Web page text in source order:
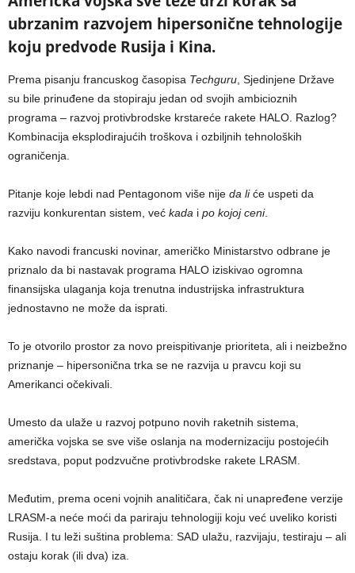
ubrzanim razvojem hipersonične tehnologije
koju predvode Rusija i Kina.
Prema pisanju francuskog časopisa Techguru , Sjedinjene Države
su bile prinuđene da stopiraju jedan od svojih ambicioznih
programa – razvoj protivbrodske krstareće rakete HALO. Razlog?
Kombinacija eksplodirajućih troškova i ozbiljnih tehnoloških
ograničenja.
Pitanje koje lebdi nad Pentagonom više nije da liće uspeti da
razviju konkurentan sistem, već kada i po kojoj ceni.
Kako navodi francuski novinar, američko Ministarstvo odbrane je
priznalo da bi nastavak programa HALO iziskivao ogromna
finansijska ulaganja koja trenutna industrijska infrastruktura
jednostavno ne može da isprati.
To je otvorilo prostor za novo preispitivanje prioriteta, ali i neizbežno
priznanje – hipersonična trka se ne razvija u pravcu koji su
Amerikanci očekivali.
Umesto da ulaže u razvoj potpuno novih raketnih sistema,
američka vojska se sve više oslanja na modernizaciju postojećih
sredstava, poput podzvučne protivbrodske rakete LRASM.
Međutim, prema oceni vojnih analitičara, čak ni unapređene verzije
LRASM-a neće moći da pariraju tehnologiji koju već uveliko koristi
Rusija. I tu leži suština problema: SAD ulažu, razvijaju, testiraju – ali
ostaju korak (ili dva) iza.